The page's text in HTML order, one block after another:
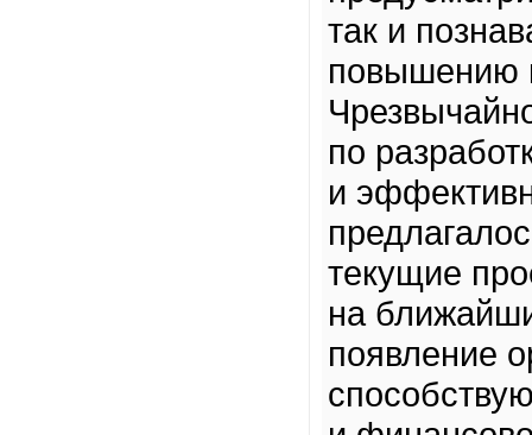
так и
повышению
по
и
текущие
на
появление